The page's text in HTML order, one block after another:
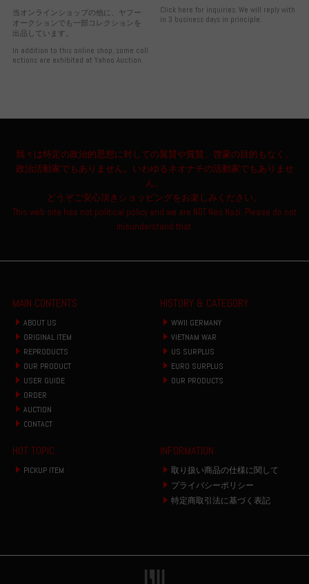
当オンラインショップの他に、ヤフー
オークションでも一部コレクションを
出品しています。
In addition to this online shop, some coll
ections are exhibited at Yahoo Auction.
Click here for inquiries. We will reply with
in 3 business days in principle.
我々は特定の政治的思想に対しての翼賛や賞賛、啓蒙の目的もなく、
政治活動家でもありません。いわゆるネオナチの活動家でもありませ
ん。
どうぞご安心頂きショッピングをお楽しみください。
This web site has not political policy and we are NOT Neo Nazi. Please do not
misunderstand that.
MAIN CONTENTS
ABOUT US
ORIGINAL ITEM
REPRODUCTS
OUR PRODUCT
USER GUIDE
ORDER
AUCTION
CONTACT
HISTORY & CATEGORY
WWII GERMANY
VIETNAM WAR
US SURPLUS
EURO SURPLUS
OUR PRODUCTS
HOT TOPIC
PICKUP ITEM
INFORMATION
取り扱い商品の仕様に関して
プライバシーポリシー
特定商取引法に基づく表記